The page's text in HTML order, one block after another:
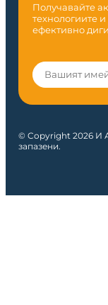
Получавайте
технологиите
ефективно
© Copyright 2026 И
запазени.